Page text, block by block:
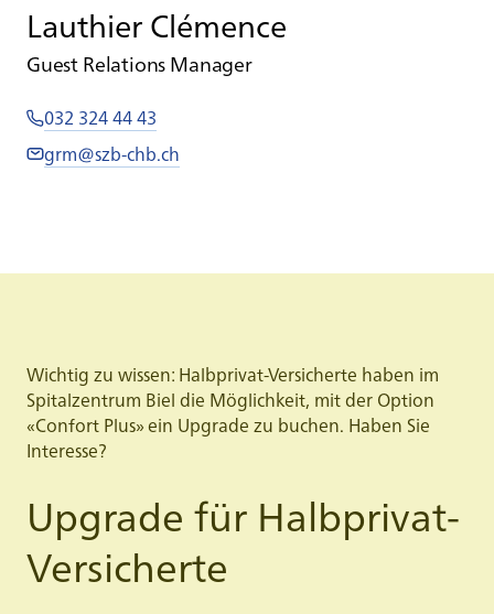
Lauthier Clémence
Guest Relations Manager
032 324 44 43
grm@szb-chb.ch
Wichtig zu wissen: Halbprivat-Versicherte haben im
Spitalzentrum Biel die Möglichkeit, mit der Option
«Confort Plus» ein Upgrade zu buchen. Haben Sie
Interesse?
Upgrade für Halbprivat-
Versicherte